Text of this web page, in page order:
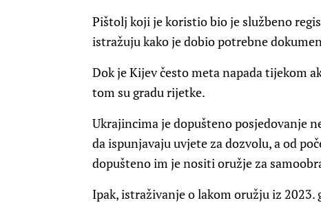
Pištolj koji je koristio bio je službeno
istražuju kako je dobio potrebne
Dok je Kijev često meta napada tijekom
tom su gradu rijetke.
Ukrajincima je dopušteno posjedovanje
da ispunjavaju uvjete za dozvolu, a od
dopušteno im je nositi oružje za
Ipak, istraživanje o lakom oružju iz 2023.